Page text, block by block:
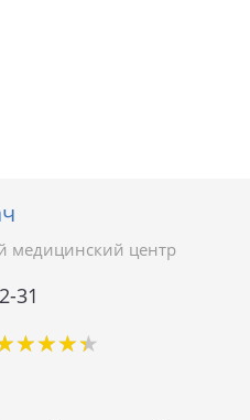
медицинский центр
31
★★★★
★★★★